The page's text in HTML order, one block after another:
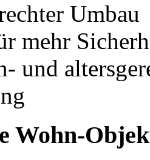
Umbau
mehr
und
Wohn-